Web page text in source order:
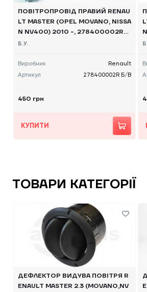
ПОВІТРОПРОВІД ПРАВИЙ RENAU
LT MASTER (OPEL MOVANO, NISSA
N NV400) 2010 -, 278400002R
Б/В
Б.У.
Виробник
Renault
Артикул
278400002R Б/В
450 грн
КУПИТИ
ТОВАРИ КАТЕГОРІЇ
ДЕФЛЕКТОР ВИДУВА ПОВІТРЯ R
ENAULT MASTER 2.3 (MOVANO,NV